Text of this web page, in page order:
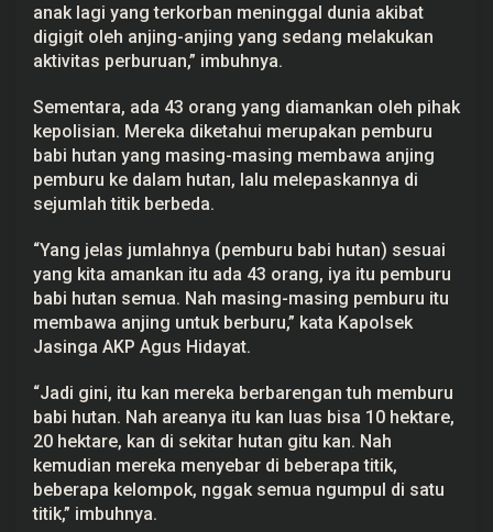
anak lagi yang terkorban meninggal dunia akibat
digigit oleh anjing-anjing yang sedang melakukan
aktivitas perburuan,” imbuhnya.
Sementara, ada 43 orang yang diamankan oleh pihak
kepolisian. Mereka diketahui merupakan pemburu
babi hutan yang masing-masing membawa anjing
pemburu ke dalam hutan, lalu melepaskannya di
sejumlah titik berbeda.
“Yang jelas jumlahnya (pemburu babi hutan) sesuai
yang kita amankan itu ada 43 orang, iya itu pemburu
babi hutan semua. Nah masing-masing pemburu itu
membawa anjing untuk berburu,” kata Kapolsek
Jasinga AKP Agus Hidayat.
“Jadi gini, itu kan mereka berbarengan tuh memburu
babi hutan. Nah areanya itu kan luas bisa 10 hektare,
20 hektare, kan di sekitar hutan gitu kan. Nah
kemudian mereka menyebar di beberapa titik,
beberapa kelompok, nggak semua ngumpul di satu
titik,” imbuhnya.